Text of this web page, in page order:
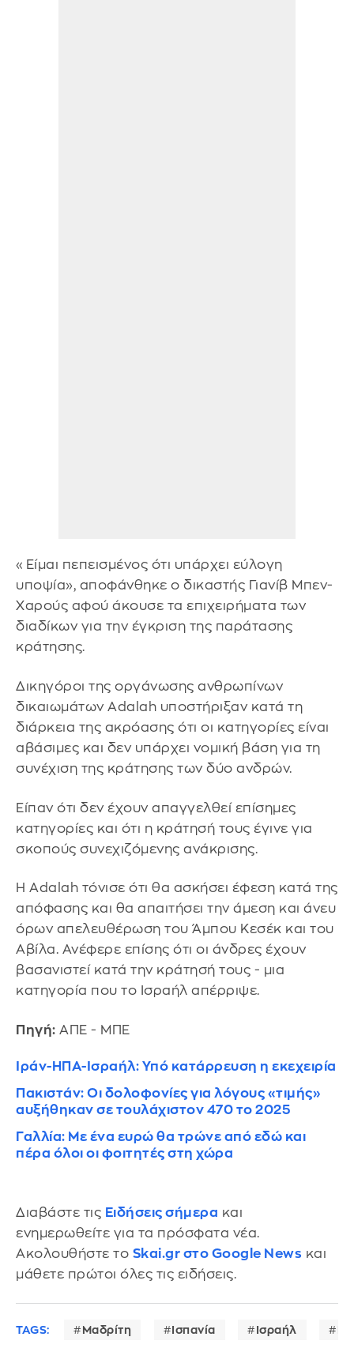
«Είμαι πεπεισμένος ότι υπάρχει εύλογη
υποψία», αποφάνθηκε ο δικαστής Γιανίβ Μπεν-
Χαρούς αφού άκουσε τα επιχειρήματα των
διαδίκων για την έγκριση της παράτασης
κράτησης.
Δικηγόροι της οργάνωσης ανθρωπίνων
δικαιωμάτων Adalah υποστήριξαν κατά τη
διάρκεια της ακρόασης ότι οι κατηγορίες είναι
αβάσιμες και δεν υπάρχει νομική βάση για τη
συνέχιση της κράτησης των δύο ανδρών.
Είπαν ότι δεν έχουν απαγγελθεί επίσημες
κατηγορίες και ότι η κράτησή τους έγινε για
σκοπούς συνεχιζόμενης ανάκρισης.
Η Adalah τόνισε ότι θα ασκήσει έφεση κατά της
απόφασης και θα απαιτήσει την άμεση και άνευ
όρων απελευθέρωση του Άμπου Κεσέκ και του
Αβίλα. Ανέφερε επίσης ότι οι άνδρες έχουν
βασανιστεί κατά την κράτησή τους - μια
κατηγορία που το Ισραήλ απέρριψε.
Πηγή: ΑΠΕ - ΜΠΕ
Ιράν-ΗΠΑ-Ισραήλ: Υπό κατάρρευση η εκεχειρία
Πακιστάν: Οι δολοφονίες για λόγους «τιμής»
αυξήθηκαν σε τουλάχιστον 470 το 2025
Γαλλία: Με ένα ευρώ θα τρώνε από εδώ και
πέρα όλοι οι φοιτητές στη χώρα
Διαβάστε τις Ειδήσεις σήμερα και
ενημερωθείτε για τα πρόσφατα νέα.
Ακολουθήστε το Skai.gr στο Google News και
μάθετε πρώτοι όλες τις ειδήσεις.
TAGS: Μαδρίτη Ισπανία Ισραήλ